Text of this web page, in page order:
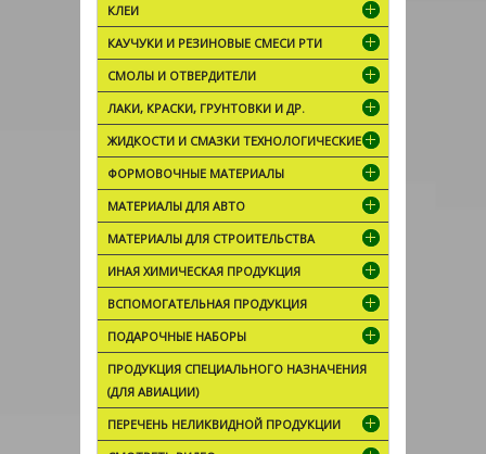
КЛЕИ
КАУЧУКИ И РЕЗИНОВЫЕ СМЕСИ РТИ
СМОЛЫ И ОТВЕРДИТЕЛИ
ЛАКИ, КРАСКИ, ГРУНТОВКИ И ДР.
ЖИДКОСТИ И СМАЗКИ ТЕХНОЛОГИЧЕСКИЕ
ФОРМОВОЧНЫЕ МАТЕРИАЛЫ
МАТЕРИАЛЫ ДЛЯ АВТО
МАТЕРИАЛЫ ДЛЯ СТРОИТЕЛЬСТВА
ИНАЯ ХИМИЧЕСКАЯ ПРОДУКЦИЯ
ВСПОМОГАТЕЛЬНАЯ ПРОДУКЦИЯ
ПОДАРОЧНЫЕ НАБОРЫ
ПРОДУКЦИЯ СПЕЦИАЛЬНОГО НАЗНАЧЕНИЯ
(ДЛЯ АВИАЦИИ)
ПЕРЕЧЕНЬ НЕЛИКВИДНОЙ ПРОДУКЦИИ